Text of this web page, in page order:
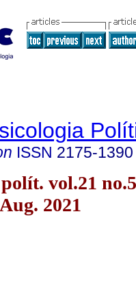
ISSN 2175-1390
vol.21
2021